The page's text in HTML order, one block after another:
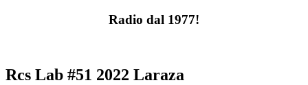
Radio dal 1977!
Rcs Lab #51 2022 Laraza